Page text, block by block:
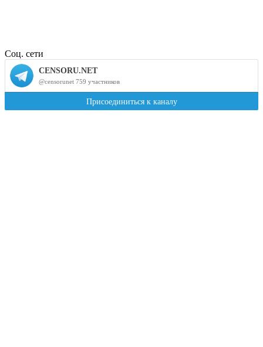
Соц. сети